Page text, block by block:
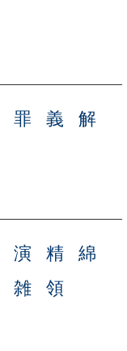
罪 義
解
演 精
綿
雑 領